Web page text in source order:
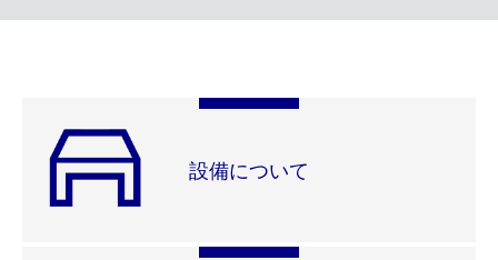
設備について